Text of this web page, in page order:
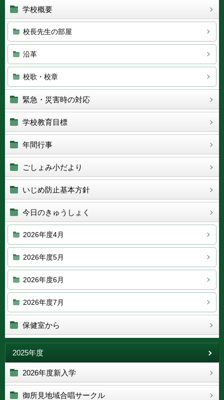
学校概要
校長先生の部屋
沿革
校歌・校章
緊急・災害時の対応
学校教育目標
年間行事
ごしょみ小だより
いじめ防止基本方針
今日のきゅうしょく
2026年度4月
2026年度5月
2026年度6月
2026年度7月
保健室から
2025年度
2026年度新入学
御所見地域合唱サークル